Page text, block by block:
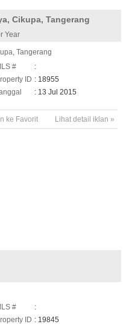
Cikupa, Tangerang
Year
Tangerang
#
:
ID : 18955
: 13 Jul 2015
Lihat detail iklan »
ke Favorit
#
:
ID : 19845